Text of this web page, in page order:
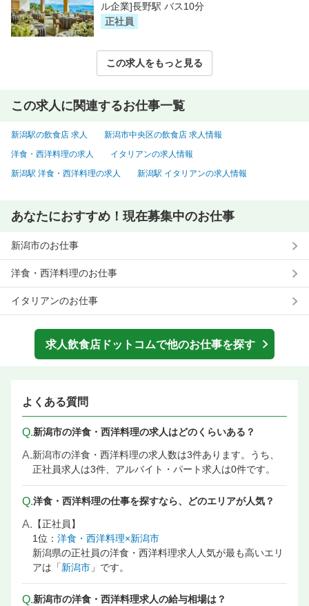
ル企業]長野駅 バス10分
正社員
この求人をもっと見る
この求人に関連するお仕事一覧
新潟駅の飲食店 求人
新潟市中央区の飲食店 求人情報
洋食・西洋料理の求人
イタリアンの求人情報
新潟駅 洋食・西洋料理の求人
新潟駅 イタリアンの求人情報
あなたにおすすめ！現在募集中のお仕事
新潟市のお仕事
洋食・西洋料理のお仕事
イタリアンのお仕事
求人飲食店ドットコムで他のお仕事を探す
よくある質問
Q.新潟市の洋食・西洋料理の求人はどのくらいある？
A.新潟市の洋食・西洋料理の求人数は3件あります。うち、
正社員求人は3件、アルバイト・パート求人は0件です。
Q.洋食・西洋料理の仕事を探すなら、どのエリアが人気？
A. 【正社員】
1位： 洋食・西洋料理×新潟市
新潟県の正社員の洋食・西洋料理求人人気が最も高いエリ
アは「新潟市 」です。
Q.新潟市の洋食・西洋料理求人の給与相場は？